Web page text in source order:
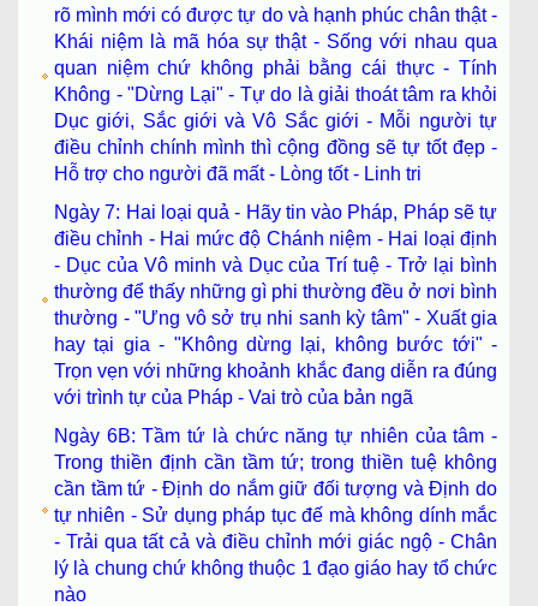
rõ mình mới có được tự do và hạnh phúc chân thật -
Khái niệm là mã hóa sự thật - Sống với nhau qua
quan niệm chứ không phải bằng cái thực - Tính
Không - "Dừng Lại" - Tự do là giải thoát tâm ra khỏi
Dục giới, Sắc giới và Vô Sắc giới - Mỗi người tự
điều chỉnh chính mình thì cộng đồng sẽ tự tốt đẹp -
Hỗ trợ cho người đã mất - Lòng tốt - Linh tri
Ngày 7: Hai loại quả - Hãy tin vào Pháp, Pháp sẽ tự
điều chỉnh - Hai mức độ Chánh niệm - Hai loại định
- Dục của Vô minh và Dục của Trí tuệ - Trở lại bình
thường để thấy những gì phi thường đều ở nơi bình
thường - "Ưng vô sở trụ nhi sanh kỳ tâm" - Xuất gia
hay tại gia - "Không dừng lại, không bước tới" -
Trọn vẹn với những khoảnh khắc đang diễn ra đúng
với trình tự của Pháp - Vai trò của bản ngã
Ngày 6B: Tầm tứ là chức năng tự nhiên của tâm -
Trong thiền định cần tầm tứ; trong thiền tuệ không
cần tầm tứ - Định do nắm giữ đối tượng và Định do
tự nhiên - Sử dụng pháp tục đế mà không dính mắc
- Trải qua tất cả và điều chỉnh mới giác ngộ - Chân
lý là chung chứ không thuộc 1 đạo giáo hay tổ chức
nào